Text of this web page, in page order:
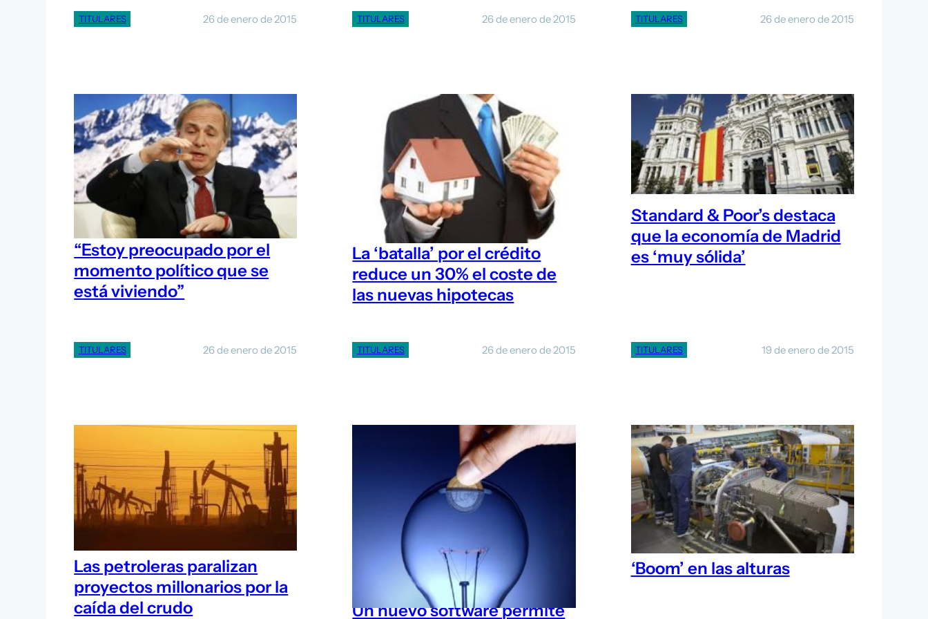
TITULARES 26 de enero de 2015 TITULARES 26 de enero de 2015 TITULARES 26 de enero de 2015
“Estoy preocupado por el
momento político que se
está viviendo”
TITULARES 26 de enero de 2015
La ‘batalla’ por el crédito
reduce un 30% el coste de
las nuevas hipotecas
TITULARES 26 de enero de 2015
Standard & Poor’s destaca
que la economía de Madrid
es ‘muy sólida’
TITULARES 19 de enero de 2015
Las petroleras paralizan
proyectos millonarios por la
caída del crudo
Un nuevo software permite
‘Boom’ en las alturas